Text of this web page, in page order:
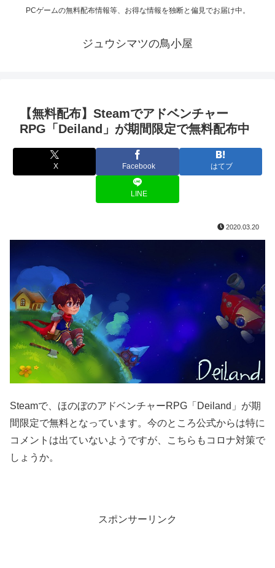
PCゲームの無料配布情報等、お得な情報を独断と偏見でお届け中。
ジュウシマツの鳥小屋
【無料配布】Steamでアドベンチャー
RPG「Deiland」が期間限定で無料配布中
X Facebook はてブ
LINE
2020.03.20
Steamで、ほのぼのアドベンチャーRPG「Deiland」が期
間限定で無料となっています。今のところ公式からは特に
コメントは出ていないようですが、こちらもコロナ対策で
しょうか。
スポンサーリンク